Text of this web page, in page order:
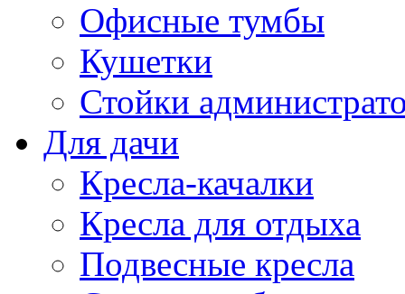
Офисные тумбы
Кушетки
Стойки
Для дачи
Кресла-качалки
Кресла для отдыха
Подвесные кресла